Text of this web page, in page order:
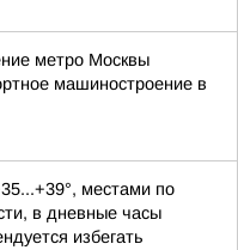
метро Москвы
машиностроение в
местами по
в дневные часы
избегать